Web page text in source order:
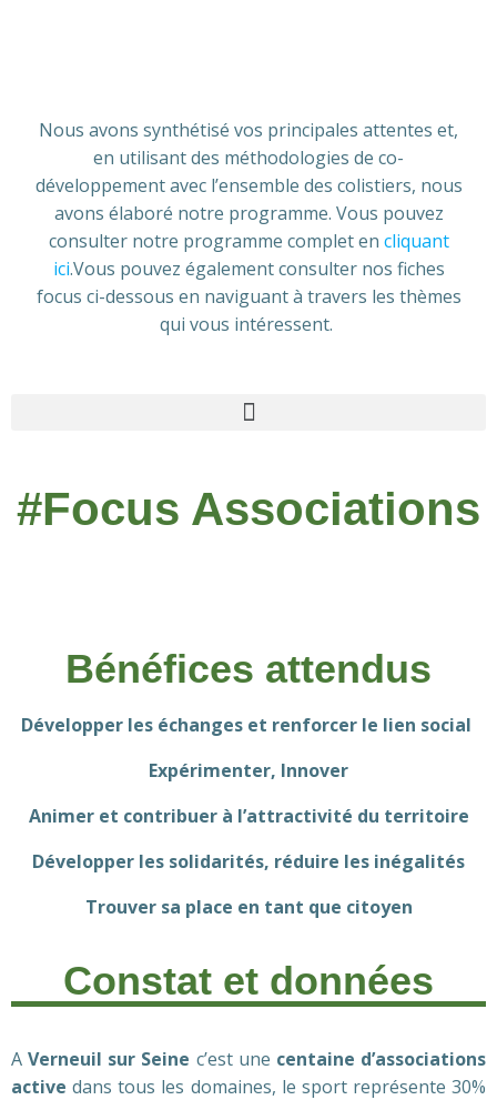
Nous avons synthétisé vos principales attentes et,
en utilisant des méthodologies de co-
développement avec l’ensemble des colistiers, nous
avons élaboré notre programme. Vous pouvez
consulter notre programme complet en cliquant
ici.Vous pouvez également consulter nos fiches
focus ci-dessous en naviguant à travers les thèmes
qui vous intéressent.
#Focus Associations
Bénéfices attendus
Développer les échanges et renforcer le lien social
Expérimenter, Innover
Animer et contribuer à l’attractivité du territoire
Développer les solidarités, réduire les inégalités
Trouver sa place en tant que citoyen
Constat et données
AVerneuil sur Seine c’est une centaine d’associations
active dans tous les domaines, le sport représente 30%